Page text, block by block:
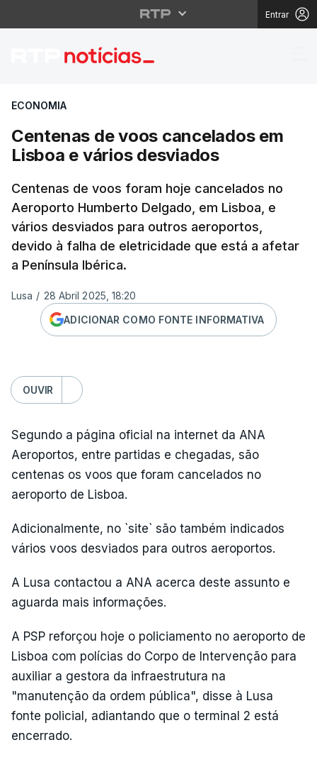
Entrar
Centenas de voos
ECONOMIA
Centenas de voos cancelados em
Lisboa e vários desviados
Centenas de voos foram hoje cancelados no
Aeroporto Humberto Delgado, em Lisboa, e
vários desviados para outros aeroportos,
devido à falha de eletricidade que está a afetar
a Península Ibérica.
Lusa / 28 Abril 2025, 18:20
ADICIONAR COMO FONTE INFORMATIVA
OUVIR
Segundo a página oficial na internet da ANA
Aeroportos, entre partidas e chegadas, são
centenas os voos que foram cancelados no
aeroporto de Lisboa.
Adicionalmente, no `site` são também indicados
vários voos desviados para outros aeroportos.
A Lusa contactou a ANA acerca deste assunto e
aguarda mais informações.
A PSP reforçou hoje o policiamento no aeroporto de
Lisboa com polícias do Corpo de Intervenção para
auxiliar a gestora da infraestrutura na
"manutenção da ordem pública", disse à Lusa
fonte policial, adiantando que o terminal 2 está
encerrado.